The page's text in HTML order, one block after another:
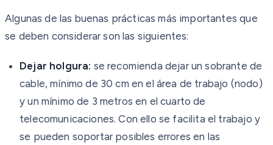
Algunas de las buenas prácticas más importantes que
se deben considerar son las siguientes:
Dejar holgura: se recomienda dejar un sobrante de
cable, mínimo de 30 cm en el área de trabajo (nodo)
y un mínimo de 3 metros en el cuarto de
telecomunicaciones. Con ello se facilita el trabajo y
se pueden soportar posibles errores en las